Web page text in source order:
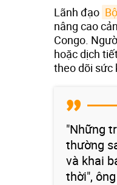
Lãnh đạo
nâng cao
Congo.
hoặc dịch
theo dõi sức
"Những
thường
và khai
thời",